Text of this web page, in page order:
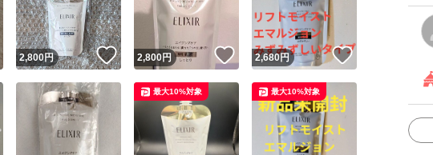
いいね！
2,800円 いいね！
2,800円 いいね！
2,680円
最大10%対象 最大10%対象